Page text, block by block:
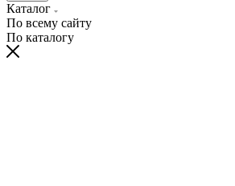
Каталог
По всему сайту
По каталогу